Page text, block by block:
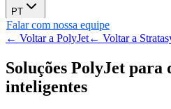
PT
Falar com nossa equipe
← Voltar a PolyJet← Voltar a
Soluções PolyJet para
inteligentes